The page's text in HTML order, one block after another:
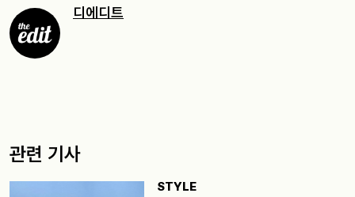
디에디트
관련 기사
STYLE